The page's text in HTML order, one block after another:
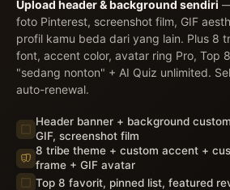
Upload header & background sendiri
foto Pinterest, screenshot film, GIF
profil kamu beda dari yang lain. Plus 8
font, accent color, avatar ring Pro, Top
"sedang nonton" + AI Quiz unlimited.
auto-renewal.
Header banner + background
GIF, screenshot film
8 tribe theme + custom accent +
frame + GIF avatar
Top 8 favorit, pinned list, featured